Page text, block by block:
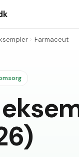
› Farmaceut